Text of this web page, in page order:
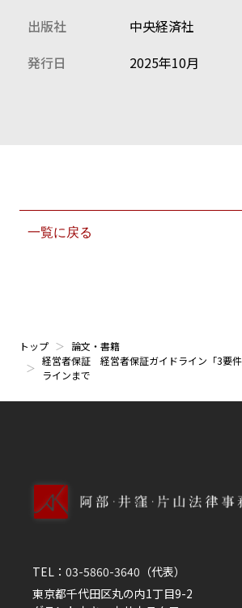
出版社
中央経済社
発行日
2025年10月
一覧に戻る
トップ
論文・書籍
経営者保証 経営者保証ガイドライン「3要
ラインまで
TEL： 03-5860-3640 （代表）
東京都千代田区丸の内1丁目9-2